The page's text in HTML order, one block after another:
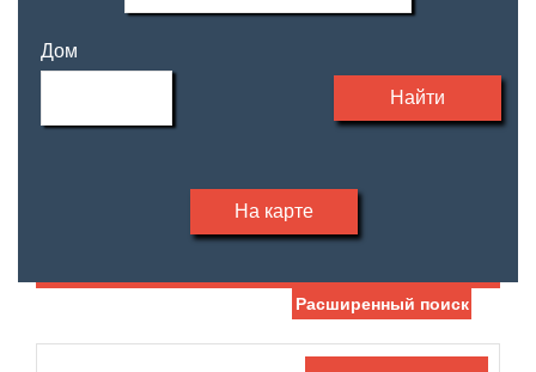
Дом
Найти
На карте
Ипотека
Обмен
Расширенный поиск